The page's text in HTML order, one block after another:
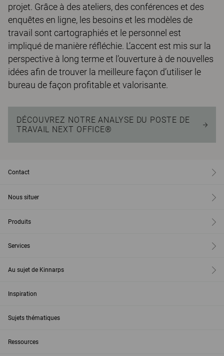
projet. Grâce à des ateliers, des conférences et des
enquêtes en ligne, les besoins et les modèles de
travail sont cartographiés et le personnel est
impliqué de manière réfléchie. L’accent est mis sur la
perspective à long terme et l’ouverture à de nouvelles
idées afin de trouver la meilleure façon d’utiliser le
bureau de façon profitable et valorisante.
DÉCOUVREZ NOTRE ANALYSE DU POSTE DE
TRAVAIL NEXT OFFICE®
Contact
Nous situer
Produits
Services
Au sujet de Kinnarps
Inspiration
Sujets thématiques
Ressources